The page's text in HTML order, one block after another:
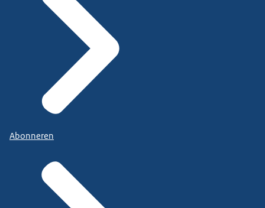
Abonneren